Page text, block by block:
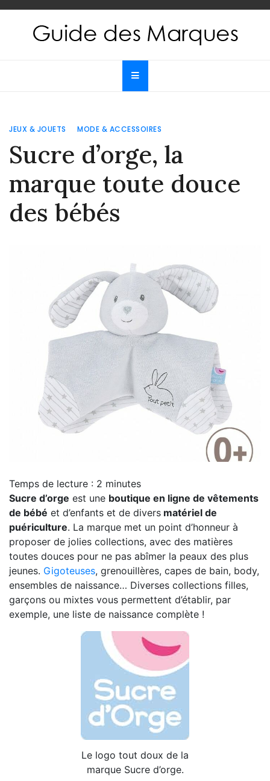
Skip
content
Guide des Marques
JEUX & JOUETS MODE & ACCESSOIRES
Sucre d’orge, la
marque toute douce
des bébés
Temps de lecture : 2 minutes
Sucre d’orge est une boutique en ligne de vêtements
de bébé et d’enfants et de divers matériel de
puériculture. La marque met un point d’honneur à
proposer de jolies collections, avec des matières
toutes douces pour ne pas abîmer la peaux des plus
jeunes. Gigoteuses, grenouillères, capes de bain, body,
ensembles de naissance… Diverses collections filles,
garçons ou mixtes vous permettent d’établir, par
exemple, une liste de naissance complète !
Le logo tout doux de la
marque Sucre d’orge.